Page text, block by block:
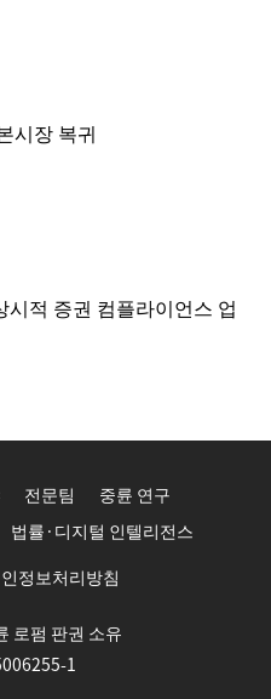
시장 복귀
시적 증권 컴플라이언스 업
전문팀 중륜 연구
법률·디지털 인텔리전스
정보처리방침
로펌 판권 소유
1